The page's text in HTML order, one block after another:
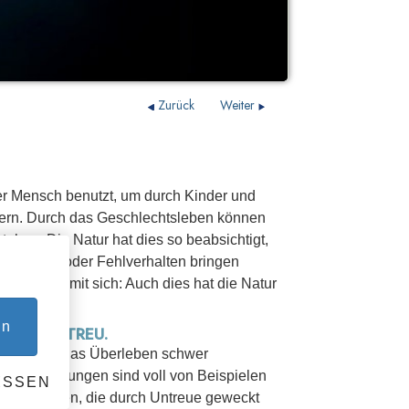
Weiter
Zurück
Mensch benutzt, um durch Kinder und
Durch das Geschlechtsleben können
Die Natur hat dies so beabsichtigt,
oder Fehlverhalten bringen
Strafen mit sich: Auch dies hat die Natur
TREU.
kann das Überleben schwer
die Zeitungen sind voll von Beispielen
die durch Untreue geweckt